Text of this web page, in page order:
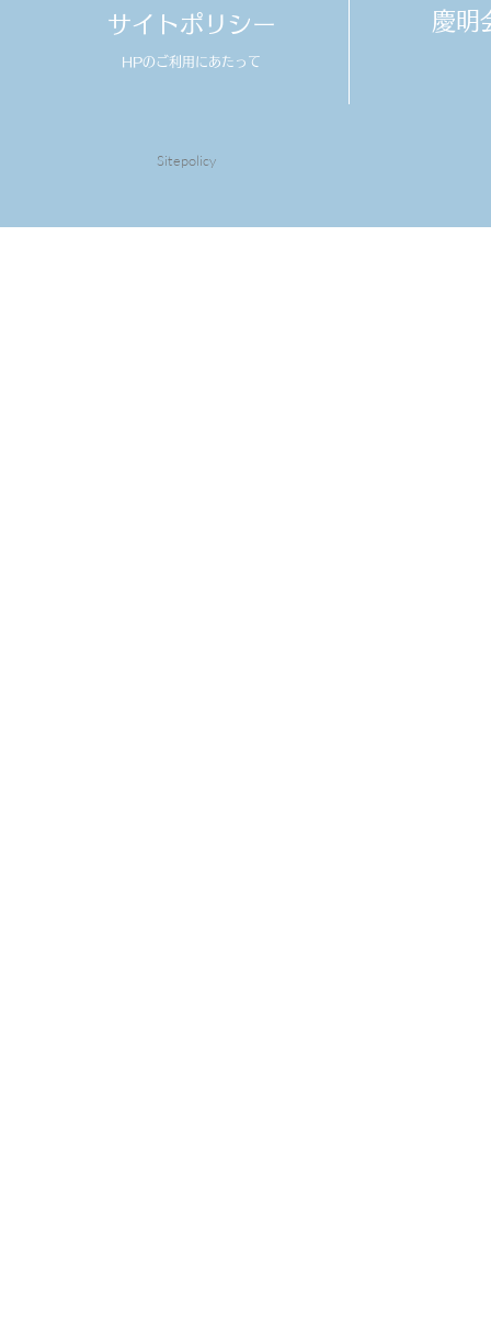
サイトポリシー
HPのご利用にあたって
慶明
Sitepolicy